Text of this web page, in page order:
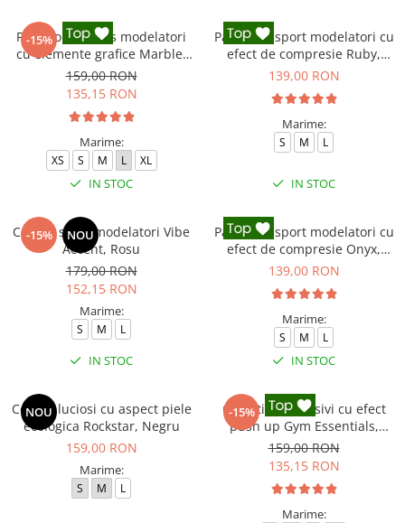
-15%
Pantaloni fitness modelatori
cu elemente grafice Marble,
Gri
159,00 RON
135,15 RON
Marime:
XS S M L XL
IN STOC
Pantaloni sport modelatori cu
efect de compresie Ruby,
Rosu
139,00 RON
Marime:
S M L
IN STOC
-15% NOU
Colanti sport modelatori Vibe
Accent, Rosu
179,00 RON
152,15 RON
Marime:
S M L
IN STOC
Pantaloni sport modelatori cu
efect de compresie Onyx,
Negru
139,00 RON
Marime:
S M L
IN STOC
NOU
Colanti luciosi cu aspect piele
ecologica Rockstar, Negru
159,00 RON
Marime:
S M L
-15%
Colanti compresivi cu efect
push up Gym Essentials,
Negru
159,00 RON
135,15 RON
Marime: